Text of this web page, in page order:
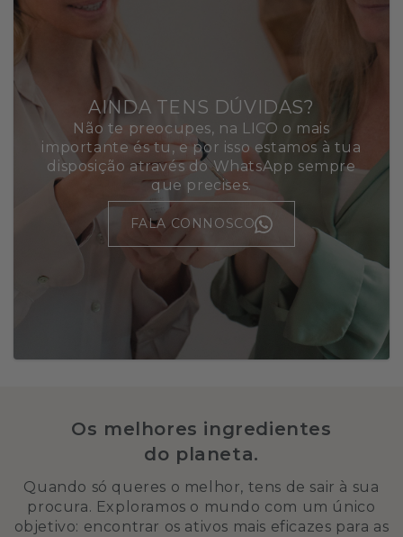
AINDA TENS DÚVIDAS?
Não te preocupes, na LICO o mais
importante és tu, e por isso estamos à tua
disposição através do WhatsApp sempre
que precises.
FALA CONNOSCO
Os melhores ingredientes
do planeta.
Quando só queres o melhor, tens de sair à sua
procura. Exploramos o mundo com um único
objetivo: encontrar os ativos mais eficazes para as